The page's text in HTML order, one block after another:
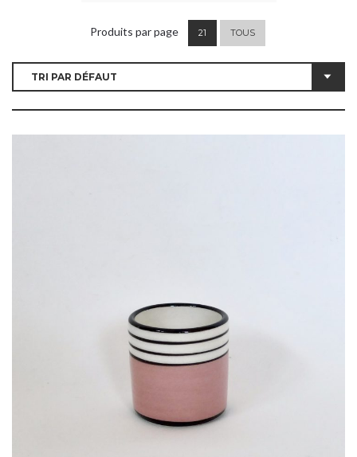
Produits par page 21 TOUS